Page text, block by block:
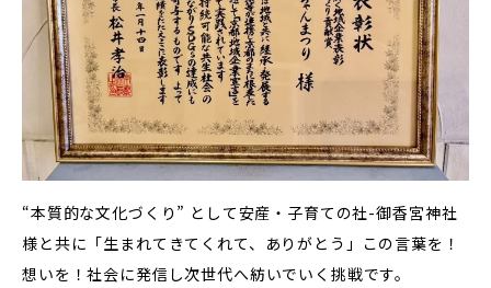
“本質的な文化づくり” として安産・子育ての社-御香宮神社
様と共に「生まれてきてくれて、ありがとう」この言葉を！
想いを！社会に発信し次世代へ紡いでいく挑戦です。